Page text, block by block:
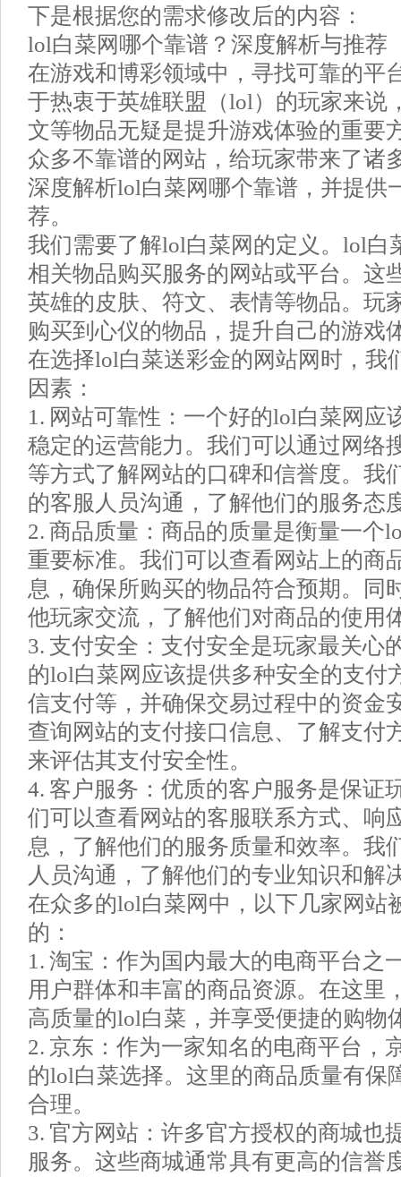
下是根据您的需求修改后的内容：
lol白菜网哪个靠谱？深度解析与推荐
在游戏和博彩领域中，寻找可靠的平
于热衷于英雄联盟（lol）的玩家来说
文等物品无疑是提升游戏体验的重要
众多不靠谱的网站，给玩家带来了诸
深度解析lol白菜网哪个靠谱，并提供
荐。
我们需要了解lol白菜网的定义。lol白
相关物品购买服务的网站或平台。这
英雄的皮肤、符文、表情等物品。玩
购买到心仪的物品，提升自己的游戏
在选择lol白菜送彩金的网站网时，我
因素：
1. 网站可靠性：一个好的lol白菜网应
稳定的运营能力。我们可以通过网络
等方式了解网站的口碑和信誉度。我
的客服人员沟通，了解他们的服务态
2. 商品质量：商品的质量是衡量一个
重要标准。我们可以查看网站上的商
息，确保所购买的物品符合预期。同
他玩家交流，了解他们对商品的使用
3. 支付安全：支付安全是玩家最关心
的lol白菜网应该提供多种安全的支付
信支付等，并确保交易过程中的资金
查询网站的支付接口信息、了解支付
来评估其支付安全性。
4. 客户服务：优质的客户服务是保证
们可以查看网站的客服联系方式、响
息，了解他们的服务质量和效率。我
人员沟通，了解他们的专业知识和解
在众多的lol白菜网中，以下几家网站
的：
1. 淘宝：作为国内最大的电商平台之
用户群体和丰富的商品资源。在这里
高质量的lol白菜，并享受便捷的购物
2. 京东：作为一家知名的电商平台，
的lol白菜选择。这里的商品质量有保
合理。
3. 官方网站：许多官方授权的商城也
服务。这些商城通常具有更高的信誉